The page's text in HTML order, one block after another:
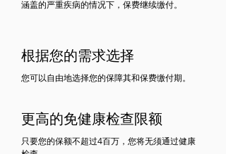
涵盖的严重疾病的情况下，保费继续缴付。
根据您的需求选择
您可以自由地选择您的保障其和保费缴付期。
更高的免健康检查限额
只要您的保额不超过4百万，您将无须通过健康